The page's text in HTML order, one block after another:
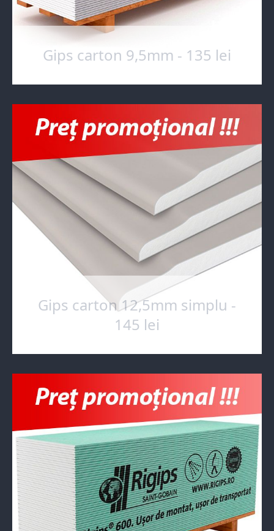
Gips carton 9,5mm - 135 lei
Gips carton 12,5mm simplu -
145 lei